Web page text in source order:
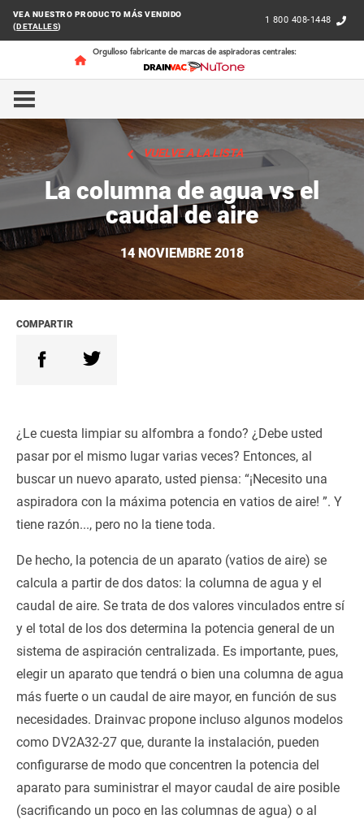
VEA NUESTRO PRODUCTO MÁS VENDIDO
(DETALLES)
1 800 408-1448
Orgulloso fabricante de marcas de aspiradoras centrales:
INICIO
VUELVE A LA LISTA
La columna de agua vs el
caudal de aire
14 NOVIEMBRE 2018
COMPARTIR
¿Le cuesta limpiar su alfombra a fondo? ¿Debe usted
pasar por el mismo lugar varias veces? Entonces, al
buscar un nuevo aparato, usted piensa: “¡Necesito una
aspiradora con la máxima potencia en vatios de aire! ”. Y
tiene razón..., pero no la tiene toda.
De hecho, la potencia de un aparato (vatios de aire) se
calcula a partir de dos datos: la columna de agua y el
caudal de aire. Se trata de dos valores vinculados entre sí
y el total de los dos determina la potencia general de un
sistema de aspiración centralizada. Es importante, pues,
elegir un aparato que tendrá o bien una columna de agua
más fuerte o un caudal de aire mayor, en función de sus
necesidades. Drainvac propone incluso algunos modelos
como DV2A32-27 que, durante la instalación, pueden
configurarse de modo que concentren la potencia del
aparato para suministrar el mayor caudal de aire posible
(sacrificando un poco en las columnas de agua) o al